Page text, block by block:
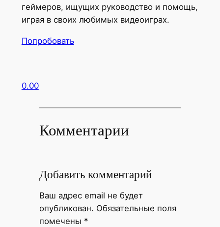
геймеров, ищущих руководство и помощь,
играя в своих любимых видеоиграх.
Попробовать
0.00
Комментарии
Добавить комментарий
Ваш адрес email не будет
опубликован. Обязательные поля
помечены *